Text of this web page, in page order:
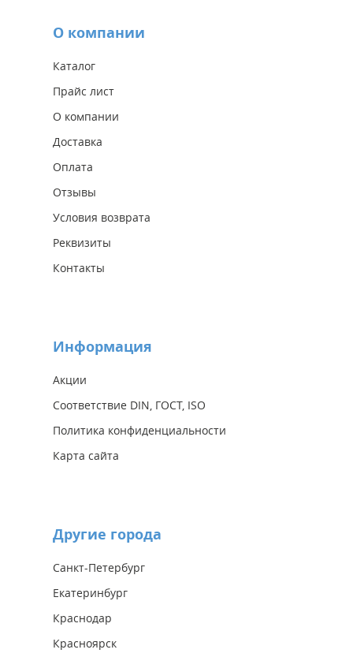
О компании
Каталог
Прайс лист
О компании
Доставка
Оплата
Отзывы
Условия возврата
Реквизиты
Контакты
Информация
Акции
Соответствие DIN, ГОСТ, ISO
Политика конфиденциальности
Карта сайта
Другие города
Санкт-Петербург
Екатеринбург
Краснодар
Красноярск